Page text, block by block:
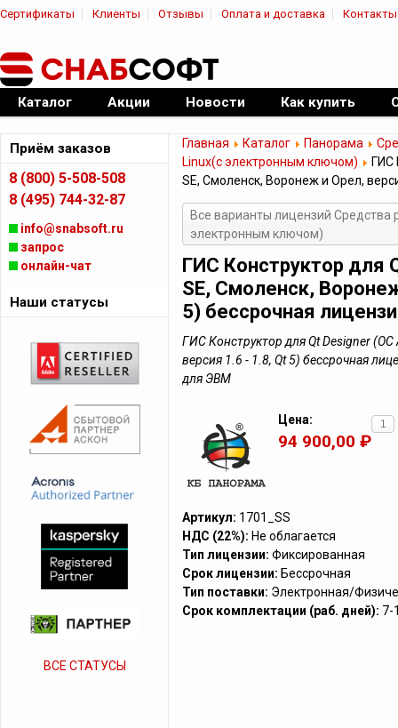
Сертификаты Клиенты Отзывы Оплата и доставка Контакты
Официальный дилер ПО
Каталог Акции Новости Как купить
Главная Каталог Панорама
Linux(c электронным ключом)
ГИС
SE, Смоленск, Воронеж и Орел,
Все варианты лицензий
электронным ключом)
ГИС Конструктор для
SE, Смоленск,
5) бессрочная
ГИС Конструктор для Qt Designer
версия 1.6 - 1.8, Qt 5) бессрочная
для ЭВМ
Цена:
94 900,00 ₽
Артикул: 1701_SS
НДС (22%): Не облагается
Тип лицензии: Фиксированная
Срок лицензии: Бессрочная
Тип поставки: Электронная/
Срок комплектации (раб. дней): 7-
Приём заказов
8 (800) 5-508-508
8 (495) 744-32-87
info@snabsoft.ru
запрос
онлайн-чат
Наши статусы
ВСЕ СТАТУСЫ